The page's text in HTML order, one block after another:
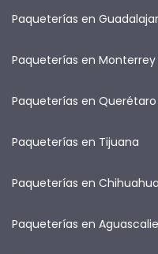
Paqueterías en
Paqueterías en Monterrey
Paqueterías en Querétaro
Paqueterías en Tijuana
Paqueterías en Chihuahua
Paqueterías en